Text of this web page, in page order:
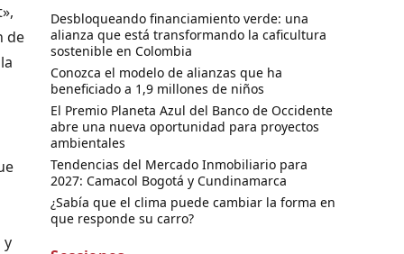
de
y
Desbloqueando financiamiento verde: una
alianza que está transformando la caficultura
sostenible en Colombia
Conozca el modelo de alianzas que ha
beneficiado a 1,9 millones de niños
El Premio Planeta Azul del Banco de Occidente
abre una nueva oportunidad para proyectos
ambientales
Tendencias del Mercado Inmobiliario para
2027: Camacol Bogotá y Cundinamarca
¿Sabía que el clima puede cambiar la forma en
que responde su carro?